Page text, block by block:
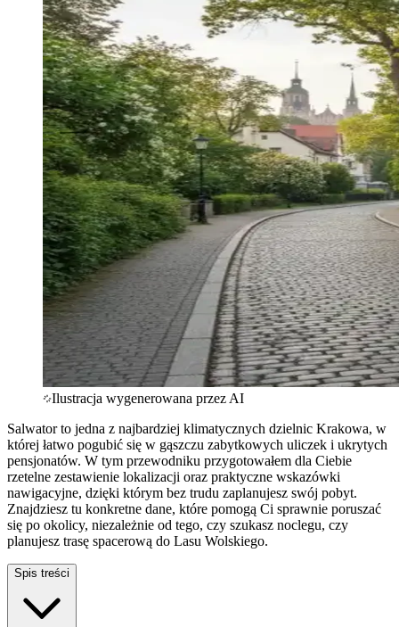
Ilustracja wygenerowana przez AI
Salwator to jedna z najbardziej klimatycznych dzielnic Krakowa, w
której łatwo pogubić się w gąszczu zabytkowych uliczek i ukrytych
pensjonatów. W tym przewodniku przygotowałem dla Ciebie
rzetelne zestawienie lokalizacji oraz praktyczne wskazówki
nawigacyjne, dzięki którym bez trudu zaplanujesz swój pobyt.
Znajdziesz tu konkretne dane, które pomogą Ci sprawnie poruszać
się po okolicy, niezależnie od tego, czy szukasz noclegu, czy
planujesz trasę spacerową do Lasu Wolskiego.
Spis treści